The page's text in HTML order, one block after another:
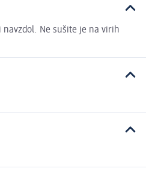
Ne sušite je na virih